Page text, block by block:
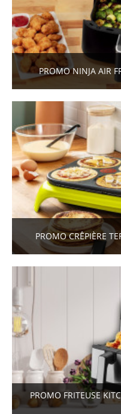
PROMO NINJA AIR
PROMO CRÊPIÈRE
PROMO FRITEUSE